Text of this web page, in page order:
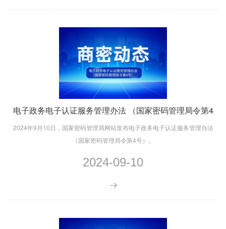
电子政务电子认证服务管理办法 （国家密码管理局令第4
号）发布
2024年9月10日，国家密码管理局网站发布电子政务电子认证服务管理办法
（国家密码管理局令第4号）。
2024-09-10